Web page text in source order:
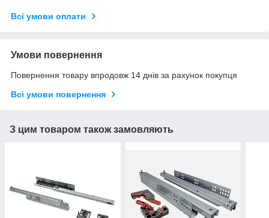
Всі умови оплати
Умови повернення
Повернення товару впродовж 14 днів за рахунок покупця
Всі умови повернення
З цим товаром також замовляють